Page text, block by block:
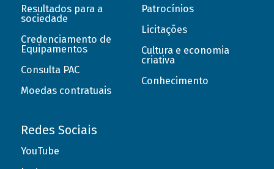
Resultados para a
sociedade
Credenciamento de
Equipamentos
Consulta PAC
Moedas contratuais
Patrocínios
Licitações
Cultura e economia
criativa
Conhecimento
Redes Sociais
YouTube